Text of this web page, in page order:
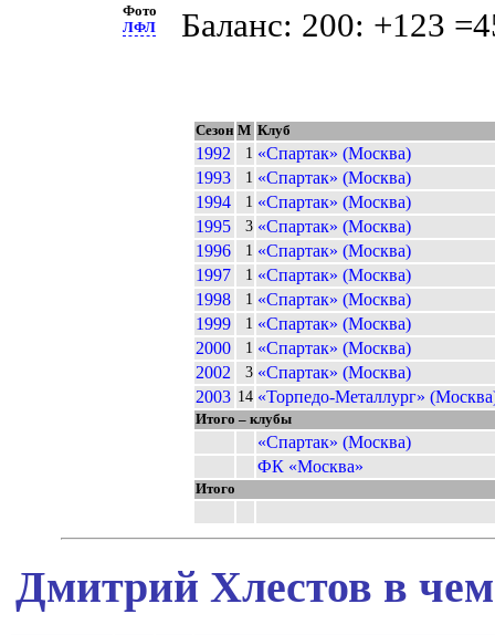
Фото
ЛФЛ
Баланс: 200: +123
Сезон М Клуб
1992 1 «Спартак» (Москва)
1993
1 «Спартак» (Москва)
1994
1 «Спартак» (Москва)
1995
3 «Спартак» (Москва)
1996
1 «Спартак» (Москва)
1997
1 «Спартак» (Москва)
1998
1 «Спартак» (Москва)
1999
1 «Спартак» (Москва)
2000
1 «Спартак» (Москва)
2002
3 «Спартак» (Москва)
2003 14 «Торпедо-Металлург»
Итого – клубы
«Спартак» (Москва)
ФК «Москва»
Итого
Дмитрий Хлестов в